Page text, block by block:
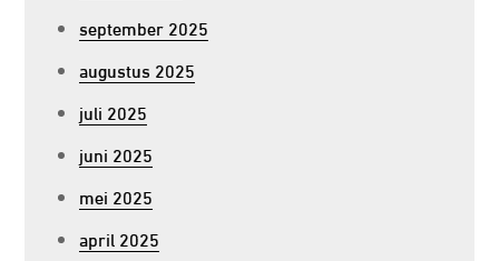
september 2025
augustus 2025
juli 2025
juni 2025
mei 2025
april 2025